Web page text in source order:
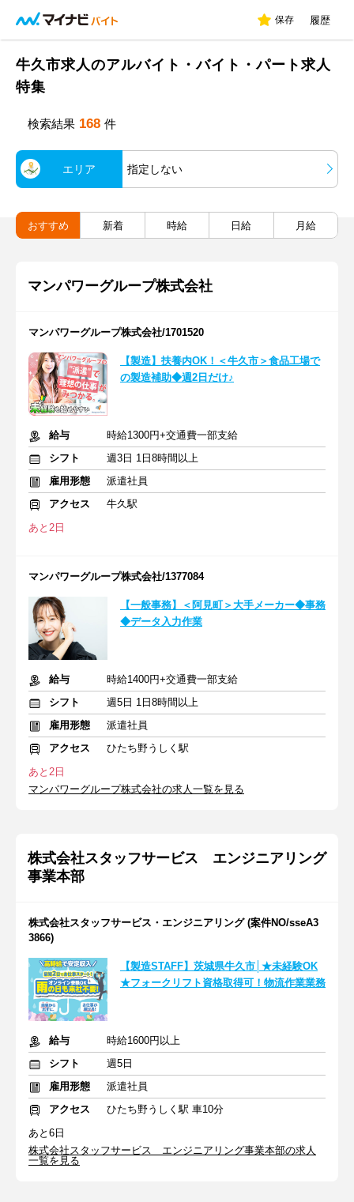
保存 履歴
牛久市求人のアルバイト・バイト・パート求人
特集
検索結果 168 件
エリア 指定しない
おすすめ 新着 時給 日給 月給
マンパワーグループ株式会社
マンパワーグループ株式会社/1701520
【製造】扶養内OK！＜牛久市＞食品工場で
の製造補助◆週2日だけ♪
給与
時給1300円+交通費一部支給
シフト
週3日 1日8時間以上
雇用形態
派遣社員
アクセス
牛久駅
あと2日
マンパワーグループ株式会社/1377084
【一般事務】＜阿見町＞大手メーカー◆事務
◆データ入力作業
給与
時給1400円+交通費一部支給
シフト
週5日 1日8時間以上
雇用形態
派遣社員
アクセス
ひたち野うしく駅
あと2日
マンパワーグループ株式会社の求人一覧を見る
株式会社スタッフサービス エンジニアリング
事業本部
株式会社スタッフサービス・エンジニアリング (案件NO/sseA3
3866)
【製造STAFF】茨城県牛久市│★未経験OK
★フォークリフト資格取得可！物流作業業務
給与
時給1600円以上
シフト
週5日
雇用形態
派遣社員
アクセス
ひたち野うしく駅 車10分
あと6日
株式会社スタッフサービス エンジニアリング事業本部の求人
一覧を見る